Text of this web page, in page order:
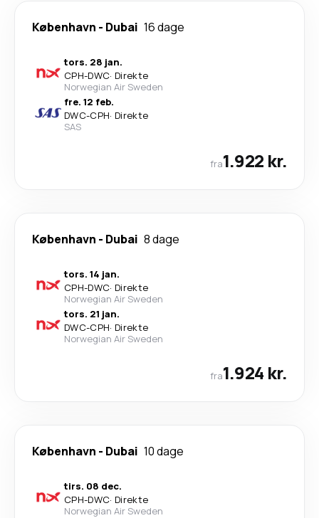
København - Dubai 16 dage
tors. 28 jan.
CPH-DWC· Direkte
Norwegian Air Sweden
fre. 12 feb.
DWC-CPH· Direkte
SAS
fra1.922 kr.
København - Dubai 8 dage
tors. 14 jan.
CPH-DWC· Direkte
Norwegian Air Sweden
tors. 21 jan.
DWC-CPH· Direkte
Norwegian Air Sweden
fra1.924 kr.
København - Dubai 10 dage
tirs. 08 dec.
CPH-DWC· Direkte
Norwegian Air Sweden